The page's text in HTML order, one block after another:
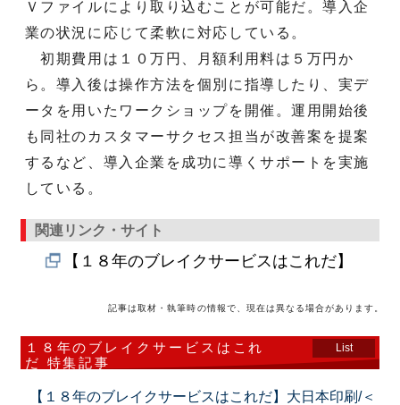
Ｖファイルにより取り込むことが可能だ。導入企
業の状況に応じて柔軟に対応している。
初期費用は１０万円、月額利用料は５万円か
ら。導入後は操作方法を個別に指導したり、実デ
ータを用いたワークショップを開催。運用開始後
も同社のカスタマーサクセス担当が改善案を提案
するなど、導入企業を成功に導くサポートを実施
している。
関連リンク・サイト
【１８年のブレイクサービスはこれだ】
記事は取材・執筆時の情報で、現在は異なる場合があります。
１８年のブレイクサービスはこれ
だ 特集記事
List
【１８年のブレイクサービスはこれだ】大日本印刷/＜